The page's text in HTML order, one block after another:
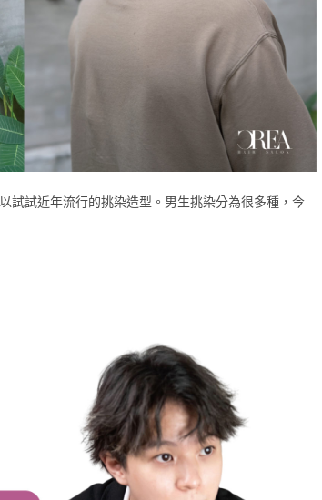
試試近年流行的挑染造型。男生挑染分為很多種，今